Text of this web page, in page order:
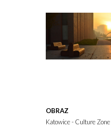
OBRAZ
Katowice - Culture